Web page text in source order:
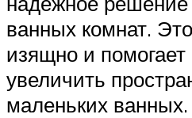
ванных комнат.
изящно и помогает
увеличить
маленьких ванных.